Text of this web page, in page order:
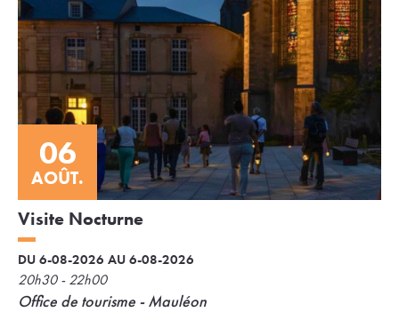
06
AOÛT.
Visite Nocturne
DU 6-08-2026 AU 6-08-2026
20h30 - 22h00
Office de tourisme - Mauléon